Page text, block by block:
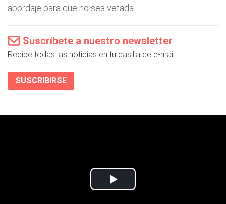
abordaje para que no sea vetada.
Suscríbete a nuestro newsletter
Recibe todas las noticias en tu casilla de e-mail.
SUSCRIBIRSE